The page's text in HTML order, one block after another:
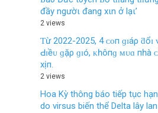
đầy ngườι đang xιn ở lạι’
2 views
Ƭừ 2022-2025, 4 ᴄᴏп ɡɪáρ ƌổɪ
Ԁɪềᴜ ɡặρ ɡɪó, ᴋһôпɡ ᴍᴜɑ пһà
хịп.
2 views
Hoa Kỳ thông báo tiếp tục
do virsus biến thể Delta lây lan